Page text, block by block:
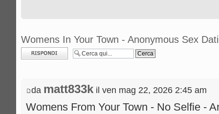
Womens In Your Town - Anonymous Sex
Rispondi al
messaggio
da matt833k il ven mag 22, 2026 2:45 am
Womens From Your Town - No Selfie -